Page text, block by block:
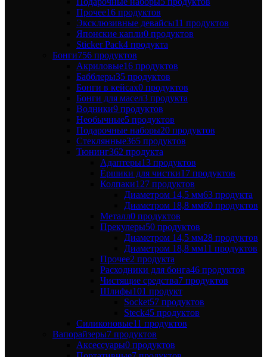
Прочее16 продуктов
Эксклюзивные девайсы11 продуктов
Японские капли0 продуктов
Sticker Pack4 продукта
Бонги756 продуктов
Акриловые16 продуктов
Бабблеры35 продуктов
Бонги в кейсах0 продуктов
Бонги для масел3 продукта
Водники9 продуктов
Необычные5 продуктов
Подарочные наборы20 продуктов
Стеклянные365 продуктов
Тюнинг362 продукта
Адаптеры13 продуктов
Ёршики для чистки17 продуктов
Колпаки127 продуктов
Диаметром 14,5 мм63 продукта
Диаметром 18,8 мм60 продуктов
Металл0 продуктов
Прекулеры50 продуктов
Диаметром 14,5 мм28 продуктов
Диаметром 18,8 мм11 продуктов
Прочее2 продукта
Расходники для бонга46 продуктов
Чистящие средства7 продуктов
Шлифы101 продукт
Socket57 продуктов
Steck45 продуктов
Силиконовые11 продуктов
Вапорайзеры7 продуктов
Аксессуары0 продуктов